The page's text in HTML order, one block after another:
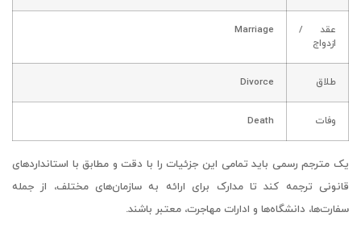
عقد /
ازدواج
Marriage
طلاق Divorce
وفات Death
یک مترجم رسمی باید تمامی این جزئیات را با دقت و مطابق با استانداردهای
قانونی ترجمه کند تا مدارک برای ارائه به سازمان‌های مختلف، از جمله
سفارت‌ها، دانشگاه‌ها و ادارات مهاجرت، معتبر باشند.